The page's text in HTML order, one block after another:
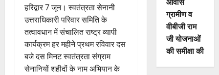
हरिद्वार 7 जून। स्वतंत्रता सेनानी
उत्तराधिकारी परिवार समिति के
तत्वावधान में संचालित राष्ट्र व्यापी
कार्यक्रम हर महीने प्रथम रविवार दस
बजे दस मिनट स्वतंत्रता संग्राम
सेनानियों शहीदों के नाम अभियान के
ग्रामीण व
वीबीजी राम
जी योजनाओं
की समीक्षा की